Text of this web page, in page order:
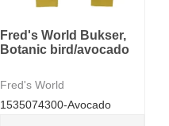
Fred's World Bukser,
Botanic bird/avocado
Fred's World
1535074300-Avocado